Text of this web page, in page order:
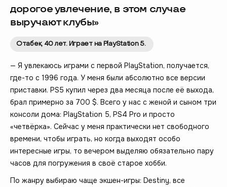
дорогое увлечение, в этом случае
выручают клубы»
Отабек, 40 лет. Играет на PlayStation 5.
— Я увлекаюсь играми с первой PlayStation, получается,
где-то с 1996 года. У меня были абсолютно все версии
приставки. PS5 купил через два месяца после её выхода,
брал примерно за 700 $. Всего у нас с женой и сыном три
консоли дома: PlayStation 5, PS4 Pro и просто
«четвёрка». Сейчас у меня практически нет свободного
времени, чтобы играть, но когда выходят особо
интересные игры, то вечером выделяю обязательно пару
часов для погружения в своё старое хобби.
По жанру выбираю чаще экшен-игры: Destiny, все